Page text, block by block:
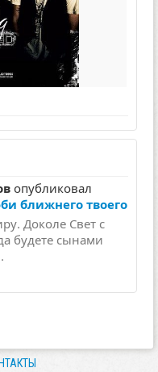
опубликовал
ближнего твоего
Доколе Свет с
будете сынами